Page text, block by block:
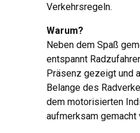
Verkehrsregeln.
Warum?
Neben dem Spaß
entspannt
Präsenz gezeigt und
Belange des
dem motorisierten
aufmerksam gemacht